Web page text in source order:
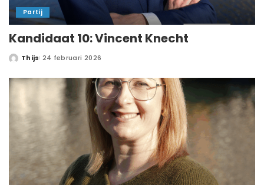
Partij
Kandidaat 10: Vincent Knecht
Thijs 24 februari 2026